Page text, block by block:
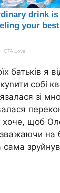
батьків я
собі
зі
хоче, щоб
на